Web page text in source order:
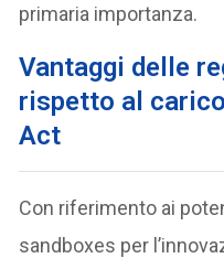
primaria importanza.
Vantaggi delle
rispetto al
Act
Con riferimento ai
sandboxes per